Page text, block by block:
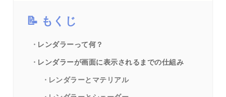
もくじ
レンダラーって何？
レンダラーが画面に表示されるまでの仕組み
レンダラーとマテリアル